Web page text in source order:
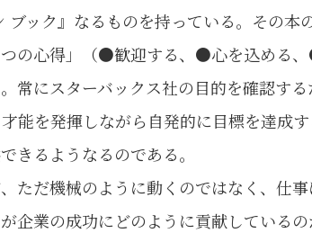
ブック』なるものを持っている。その
つの心得」（●歓迎する、●心を込める
常にスターバックス社の目的を確認す
能を発揮しながら自発的に目標を達成
きるようなるのである。
ただ機械のように動くのではなく、仕
企業の成功にどのように貢献している